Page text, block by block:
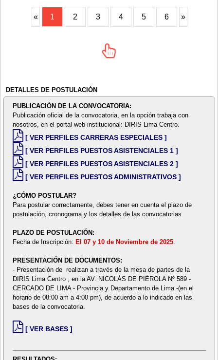
« 1 2 3 4 5 6 »
DETALLES DE POSTULACIÓN
PUBLICACIÓN DE LA CONVOCATORIA:
Publicación oficial de la convocatoria, en la opción trabaja con
nosotros, en el portal web institucional: DIRIS Lima Centro.
[ VER PERFILES CARRERAS ESPECIALES ]
[ VER PERFILES PUESTOS ASISTENCIALES 1 ]
[ VER PERFILES PUESTOS ASISTENCIALES 2 ]
[ VER PERFILES PUESTOS ADMINISTRATIVOS ]
¿CÓMO POSTULAR?
Para postular correctamente, debes tener en cuenta el plazo de
postulación, cronograma y los detalles de las convocatorias.
PLAZO DE POSTULACIÓN:
Fecha de Inscripción: El 07 y 10 de Noviembre de 2025.
PRESENTACIÓN DE DOCUMENTOS:
- Presentación de realizan a través de la mesa de partes de la
DIRIS Lima Centro , en la AV. NICOLÁS DE PIÉROLA Nº 589 -
CERCADO DE LIMA - Provincia y Departamento de Lima -(en el
horario de 08:00 am a 4:00 pm), de acuerdo a lo indicado en las
bases de la convocatoria.
[ VER BASES ]